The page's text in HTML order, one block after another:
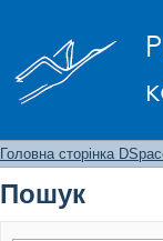
Головна сторінка
Пошук